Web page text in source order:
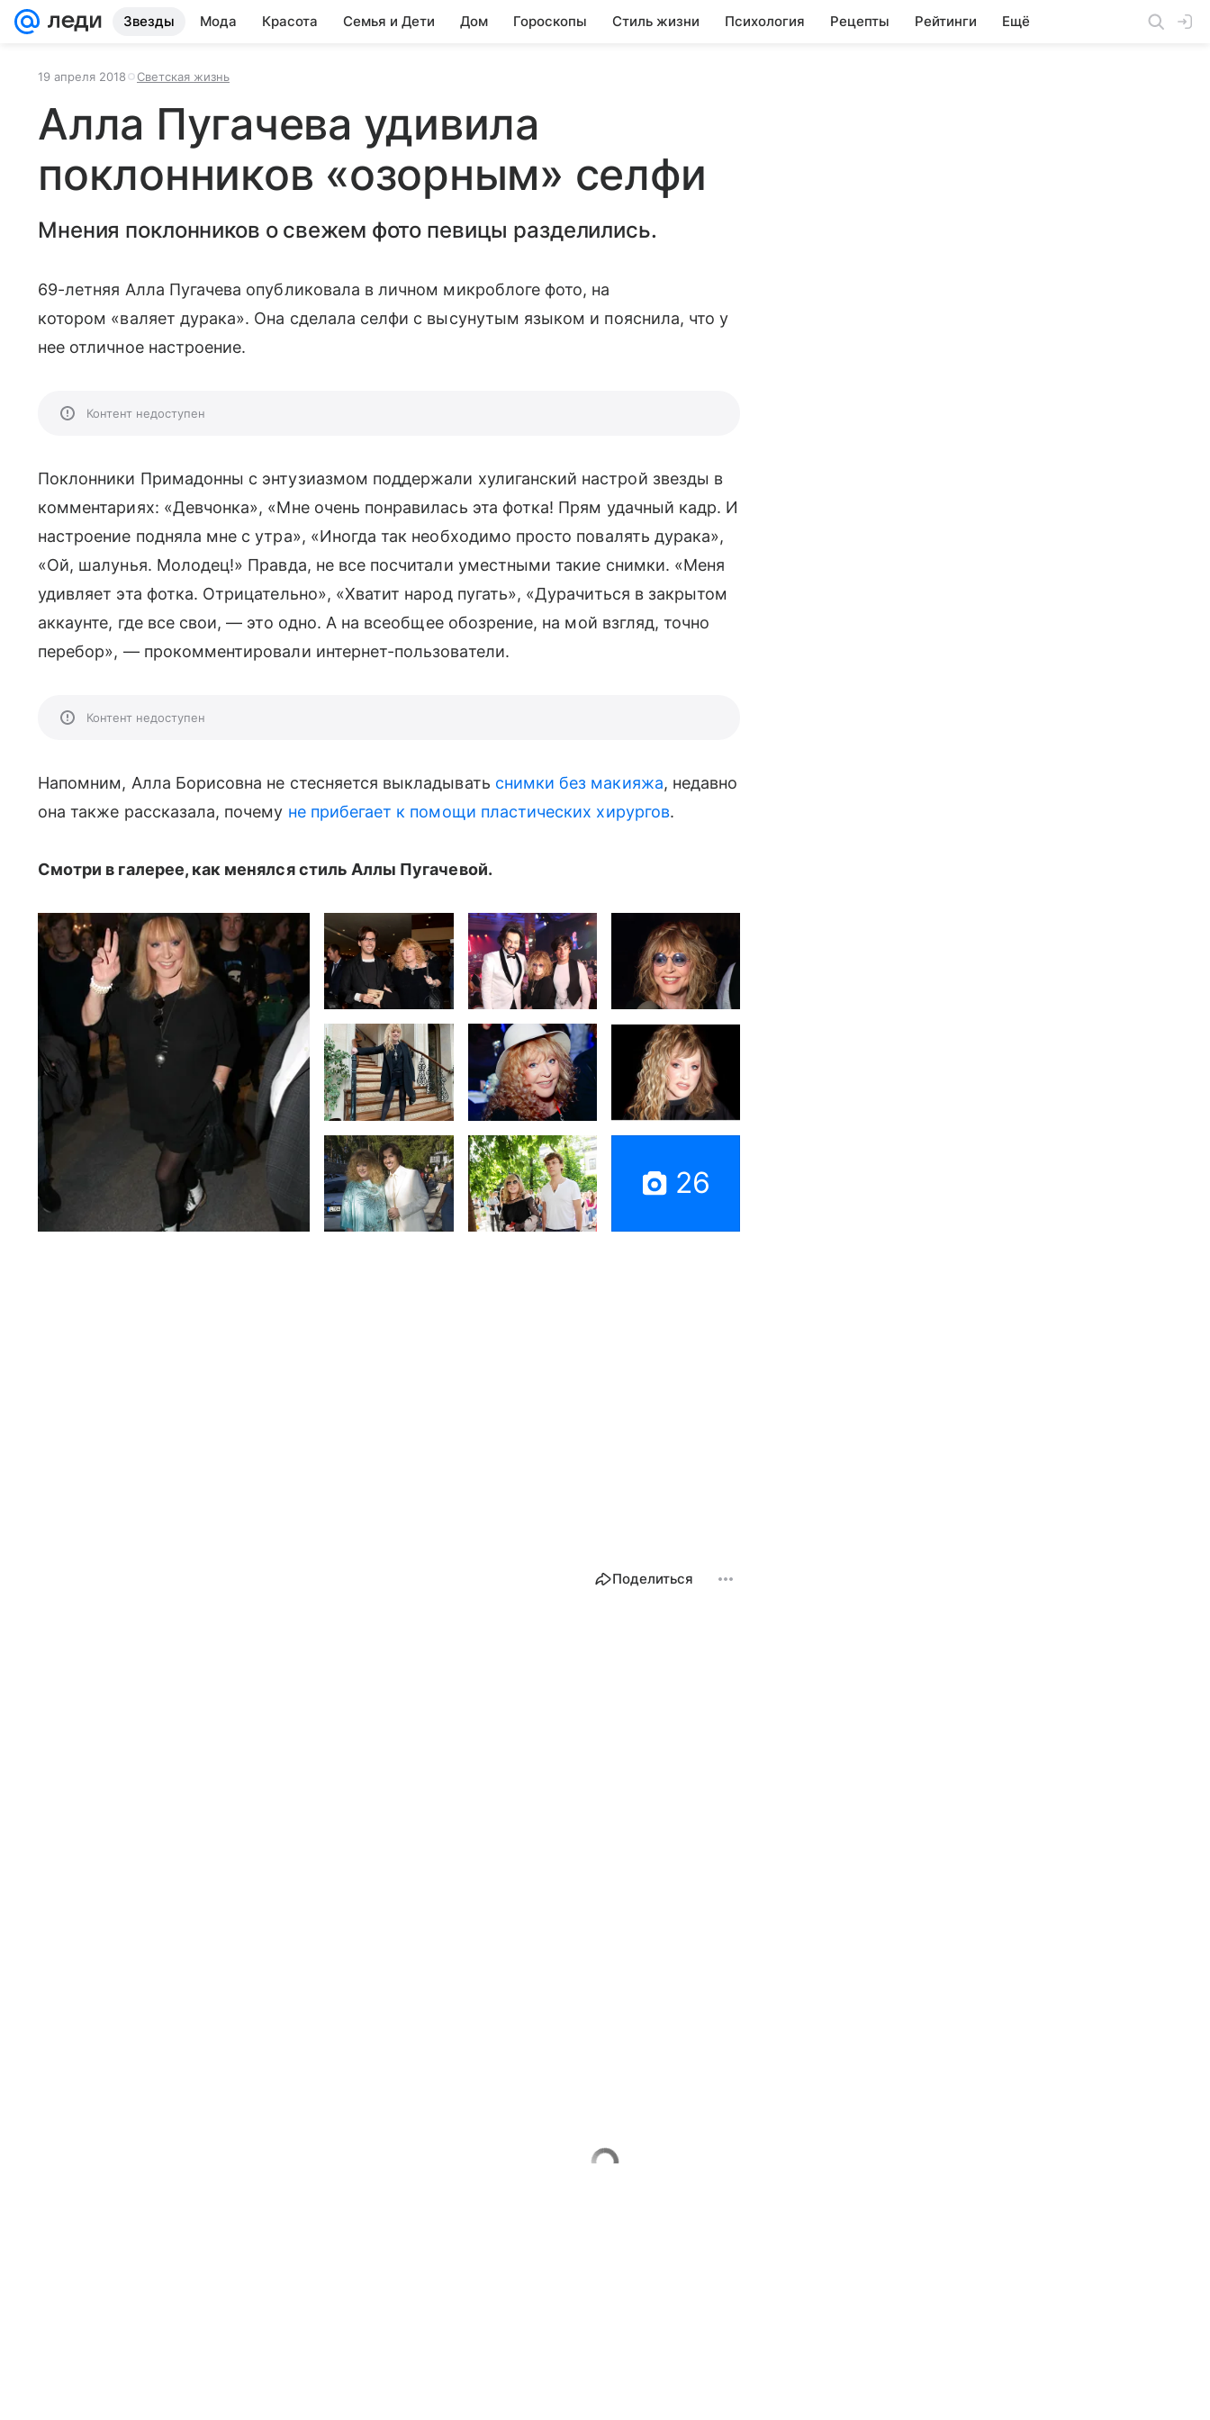
Звезды Мода Красота Семья и Дети Дом Гороскопы Стиль жизни Психология Рецепты Рейтинги Ещё
19 апреля 2018 Светская жизнь
Алла Пугачева удивила
поклонников «озорным» селфи
Мнения поклонников о свежем фото певицы разделились.
69-летняя Алла Пугачева опубликовала в личном микроблоге фото, на
котором «валяет дурака». Она сделала селфи с высунутым языком и пояснила, что у
нее отличное настроение.
Контент недоступен
Поклонники Примадонны с энтузиазмом поддержали хулиганский настрой звезды в
комментариях: «Девчонка», «Мне очень понравилась эта фотка! Прям удачный кадр. И
настроение подняла мне с утра», «Иногда так необходимо просто повалять дурака»,
«Ой, шалунья. Молодец!» Правда, не все посчитали уместными такие снимки. «Меня
удивляет эта фотка. Отрицательно», «Хватит народ пугать», «Дурачиться в закрытом
аккаунте, где все свои, — это одно. А на всеобщее обозрение, на мой взгляд, точно
перебор», — прокомментировали интернет-пользователи.
Контент недоступен
Напомним, Алла Борисовна не стесняется выкладывать снимки без макияжа, недавно
она также рассказала, почему не прибегает к помощи пластических хирургов.
Смотри в галерее, как менялся стиль Аллы Пугачевой.
26
Поделиться